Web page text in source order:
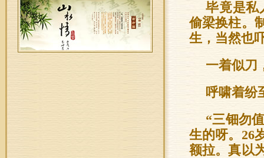
毕竟是私
偷梁换柱。
生，当然也
一着似刀
呼啸着纷
“三钿勿
生的呀。26
额拉。真以